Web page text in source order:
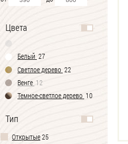
Цвета
Белый 27
Светлое дерево 22
Венге 12
Темное-cветлое дерево 10
Тип
Открытые25